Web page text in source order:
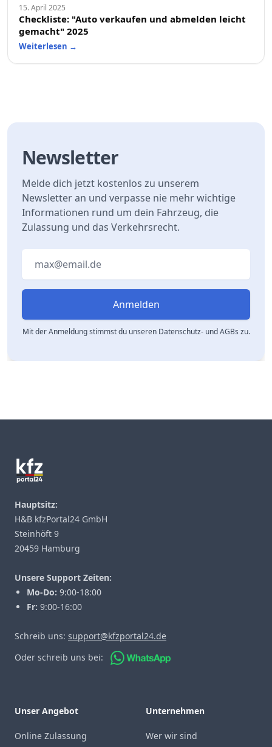
15. April 2025
Checkliste: "Auto verkaufen und abmelden leicht
gemacht" 2025
Weiterlesen →
Newsletter
Melde dich jetzt kostenlos zu unserem
Newsletter an und verpasse nie mehr wichtige
Informationen rund um dein Fahrzeug, die
Zulassung und das Verkehrsrecht.
Anmelden
Mit der Anmeldung stimmst du unseren Datenschutz- und AGBs zu.
Hauptsitz:
H&B kfzPortal24 GmbH
Steinhöft 9
20459 Hamburg
Unsere Support Zeiten:
Mo-Do: 9:00-18:00
Fr: 9:00-16:00
Schreib uns: support@kfzportal24.de
Oder schreib uns bei:
Unser Angebot
Online Zulassung
Unternehmen
Wer wir sind